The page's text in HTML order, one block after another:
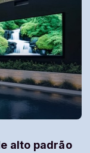
alto padrão